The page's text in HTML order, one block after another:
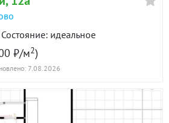
30 предложений →
Состояние: идеальное
₽/м2)
7.08.2026